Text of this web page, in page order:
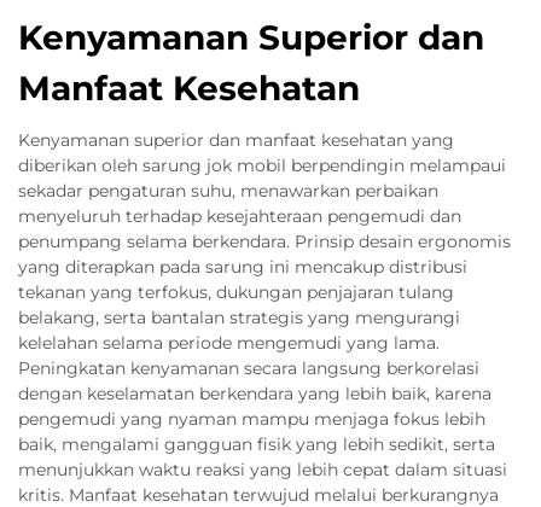
Kenyamanan Superior dan
Manfaat Kesehatan
Kenyamanan superior dan manfaat kesehatan yang
diberikan oleh sarung jok mobil berpendingin melampaui
sekadar pengaturan suhu, menawarkan perbaikan
menyeluruh terhadap kesejahteraan pengemudi dan
penumpang selama berkendara. Prinsip desain ergonomis
yang diterapkan pada sarung ini mencakup distribusi
tekanan yang terfokus, dukungan penjajaran tulang
belakang, serta bantalan strategis yang mengurangi
kelelahan selama periode mengemudi yang lama.
Peningkatan kenyamanan secara langsung berkorelasi
dengan keselamatan berkendara yang lebih baik, karena
pengemudi yang nyaman mampu menjaga fokus lebih
baik, mengalami gangguan fisik yang lebih sedikit, serta
menunjukkan waktu reaksi yang lebih cepat dalam situasi
kritis. Manfaat kesehatan terwujud melalui berkurangnya